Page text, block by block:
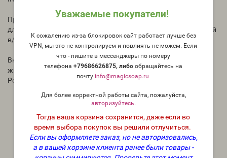
Уважаемые покупатели!
К сожалению из-за блокировок сайт работает лучше без
VPN, мы это не контролируем и повлиять не можем. Если
что - пишите в мессенджеры по номеру
телефона+79686626875, либообращайтесь на
почту info@magicsoap.ru
Для более корректной работы сайта, пожалуйста,
авторизуйтесь.
Тогда ваша корзина сохранится, даже если во
время выбора покупок вы решили отлучиться.
Если вы оформляете заказ, но не авторизовались,
а в вашей корзине клиента ранее были товары -
Продукт используется в качестве эмульгатора вода в масле
для приготовления маловязких обратных эмульсий эмульсий
в/м
Внешний вид: вязкая, желтовато-коричневатая, мутная
жидкость со слегка жирным характерным запахом
Рекомендуемая дозировка: 3–5 %
Неионогенный универсальный эмульгатор для
Гибкость в применении с этанолом и эмолентами –
независимо от полярности и молекулярной массы
эмолентов
Подходит для кремовых текстур, лосьонов и спреев